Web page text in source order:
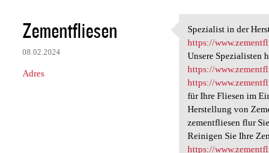
K
o
m
e
Zementfliesen
08.02.2024
Adres
Spezialist in
Spezialist in der
https://
Unsere Spezialisten
https://
https://
für Ihre Fliesen im
Herstellung von
zementfliesen flur
Reinigen Sie Ihre
https://